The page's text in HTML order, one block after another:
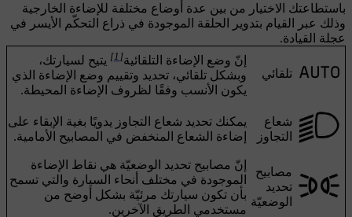
باستطاعتك الاختيار من بين عدة أوضاع مختلفة للإضاءة الخارجية
وذلك عبر القيام بتدوير الحلقة الموجودة في ذراع التحكّم الأيسر في
عجلة القيادة.
تلقائي
إنّ وضع الإضاءة التلقائية[1]
يتيح لسيارتك،
وبشكل تلقائي، تحديد وتقييم وضع الإضاءة الذي
يكون الأنسب وفقًا لظروف الإضاءة المحيطة.
شعاع
التجاوز
يمكنك تحديد شعاع التجاوز يدويًا بغية الإبقاء على
إضاءة الشعاع المنخفض في المصابيح الأمامية.
مصابيح
تحديد
الوضعيّة
إنّ مصابيح تحديد الوضعيّة هي نقاط الإضاءة
الموجودة في مختلف أنحاء السيارة والتي تسمح
بأن تكون سيارتك مرئيّة بشكل أوضح من
مستخدمي الطريق الآخرين.